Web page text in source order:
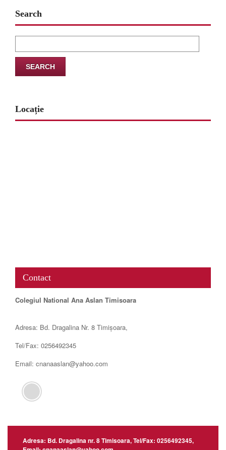
Search
for:
Locație
Contact
Colegiul National Ana Aslan Timisoara
Adresa: Bd. Dragalina Nr. 8 Timișoara,
Tel/Fax: 0256492345
Email: cnanaaslan@yahoo.com
Adresa: Bd. Dragalina nr. 8 Timisoara, Tel/Fax: 0256492345,